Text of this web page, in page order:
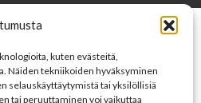
kuten evästeitä,
Näiden tekniikoiden hyväksyminen
selauskäyttäytymistä tai yksilöllisiä
tai peruuttaminen voi vaikuttaa